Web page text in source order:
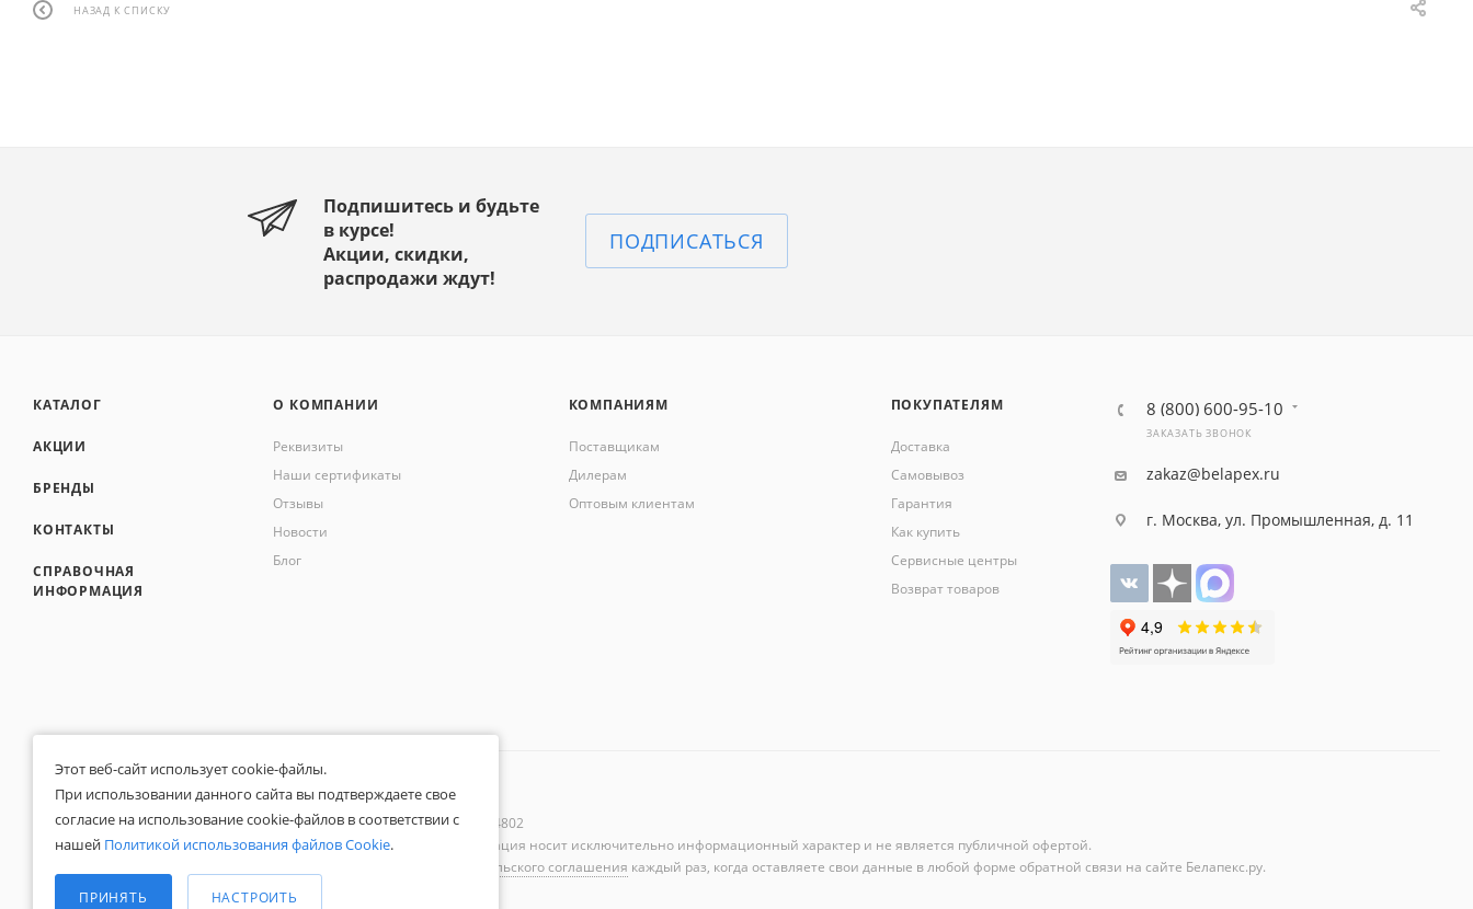
НАЗАД К СПИСКУ
Подпишитесь и будьте
в курсе!
Акции, скидки,
распродажи ждут!
ПОДПИСАТЬСЯ
КАТАЛОГ
АКЦИИ
БРЕНДЫ
КОНТАКТЫ
СПРАВОЧНАЯ
ИНФОРМАЦИЯ
О КОМПАНИИ
Реквизиты
Наши сертификаты
Отзывы
Новости
Блог
КОМПАНИЯМ
Поставщикам
Дилерам
Оптовым клиентам
ПОКУПАТЕЛЯМ
Доставка
Самовывоз
Гарантия
Как купить
Сервисные центры
Возврат товаров
8 (800) 600-95-10
ЗАКАЗАТЬ ЗВОНОК
zakaz@belapex.ru
г. Москва, ул. Промышленная, д. 11
Общество с ограниченной ответственностью «Белапекс», ИНН 9724
044802
Обращаем ваше внимание, что вся представленная на сайте информация носит исключительно информационный характер и не является публичной офертой.
пользовательского соглашения каждый раз, когда оставляете свои данные в любой форме обратной связи на сайте Белапекс.ру.
© 2020 — 2025 Белапекс.ру
Этот веб-сайт использует cookie-файлы.
При использовании данного сайта вы подтверждаете свое
согласие на использование cookie-файлов в соответствии с
нашей Политикой использования файлов Cookie.
Минимальные
ПРИНЯТЬ НАСТРОИТЬ